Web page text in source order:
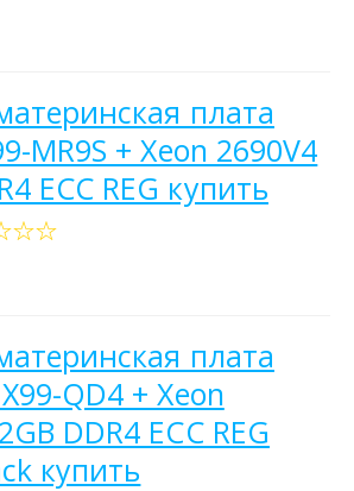
плата
MR9S + Xeon 2690V4
ECC REG купить
плата
QD4 + Xeon
DDR4 ECC REG
купить